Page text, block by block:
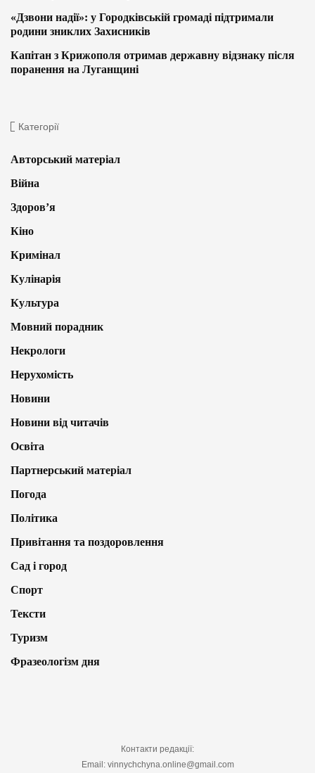
«Дзвони надії»: у Городківській громаді підтримали
родини зниклих Захисників
Капітан з Крижополя отримав державну відзнаку після
поранення на Луганщині
Категорії
Авторський матеріал
Війна
Здоров’я
Кіно
Кримінал
Кулінарія
Культура
Мовний порадник
Некрологи
Нерухомість
Новини
Новини від читачів
Освіта
Партнерський матеріал
Погода
Політика
Привітання та поздоровлення
Сад і город
Спорт
Тексти
Туризм
Фразеологізм дня
Контакти редакції:
Email: vinnychchyna.online@gmail.com